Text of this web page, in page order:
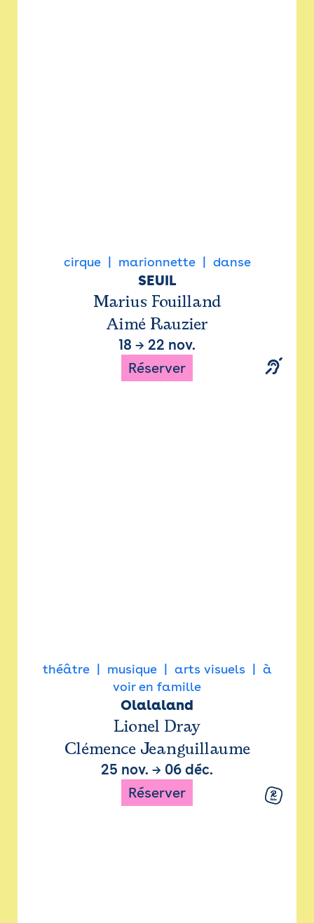
cirque marionnette danse
SEUIL
Marius Fouilland
Aimé Rauzier
18 → 22 nov.
Réserver
théâtre musique arts visuels
à
voir en famille
Olalaland
Lionel Dray
Clémence Jeanguillaume
25 nov. → 06 déc.
Réserver